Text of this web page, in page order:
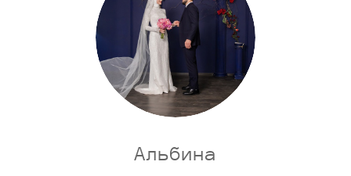
Альбина